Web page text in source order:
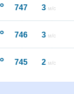
747 3 м/с
746 3 м/с
745 2 м/с